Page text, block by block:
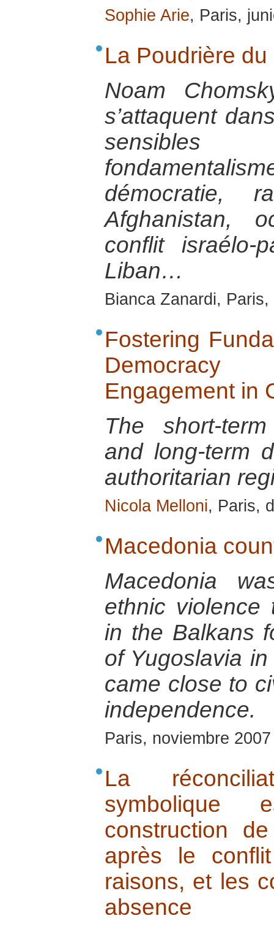
Sophie Arie, Paris,
La Poudrière
Noam
s’attaquent
démocratie,
Afghanistan,
conflit israélo-
Liban…
Bianca Zanardi, Paris,
Fostering
Engagement in
The short-
and long-term
authoritarian
Nicola Melloni, Paris,
Macedonia
Macedonia
ethnic violence
in the Balkans
of Yugoslavia
came close to
independence.
Paris, noviembre 2007
La
symbolique
construction
après le
raisons, et les
absence